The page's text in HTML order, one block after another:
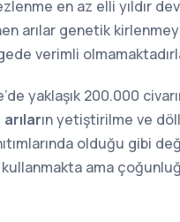
en az elli yıldır
arılar genetik
verimli
yaklaşık 200.000
ın yetiştirilme ve
olduğu gibi
kullanmakta ama